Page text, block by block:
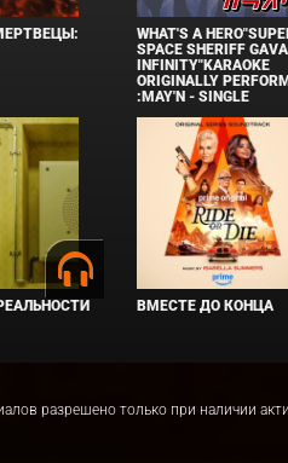
WHAT'S A
SPACE SHERIFF
INFINITY"KARAOKE
ORIGINALLY
:MAY'N - SINGLE
ВМЕСТЕ ДО КОНЦА
разрешено только при наличии